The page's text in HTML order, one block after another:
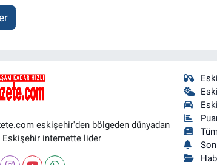
eskişehir'den bölgeden dünyadan
Eskişehir internette lider